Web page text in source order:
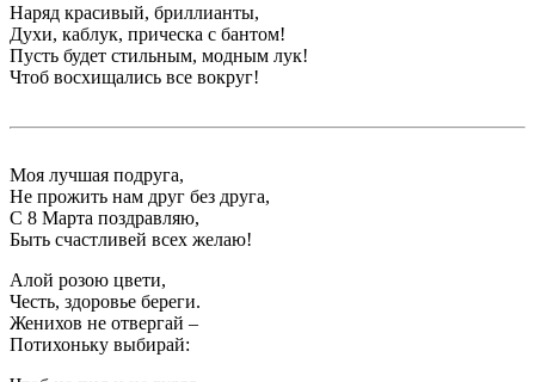
Наряд красивый, бриллианты,
Духи, каблук, прическа с бантом!
Пусть будет стильным, модным лук!
Чтоб восхищались все вокруг!
Моя лучшая подруга,
Не прожить нам друг без друга,
С 8 Марта поздравляю,
Быть счастливей всех желаю!
Алой розою цвети,
Честь, здоровье береги.
Женихов не отвергай –
Потихоньку выбирай: